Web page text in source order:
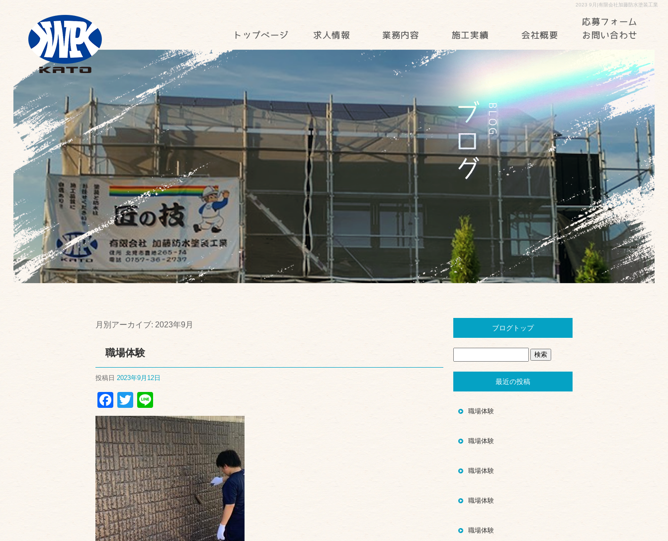
2023 9月|有限会社加藤防水塗装工業
月別アーカイブ: 2023年9月
職場体験
投稿日 2023年9月12日
Facebook
Twitter
ブログトップ
最近の投稿
職場体験
職場体験
職場体験
職場体験
職場体験